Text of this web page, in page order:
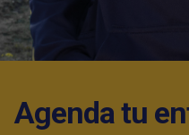
Agenda tu